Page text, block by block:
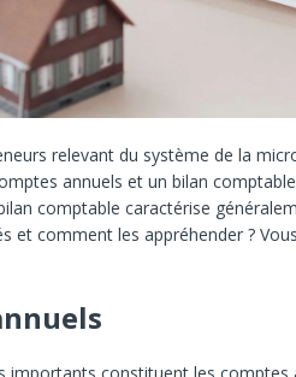
relevant du système de la
annuels et un bilan
comptable caractérise
et comment les appréhender ?